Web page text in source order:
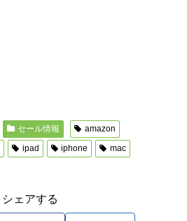
セール情報
amazon
ipad iphone
mac
シェアする